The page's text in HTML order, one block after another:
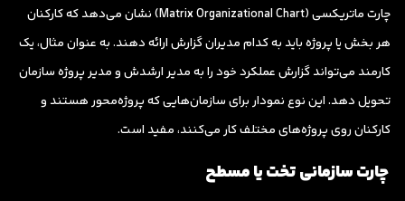
چارت ماتریکسی (Matrix Organizational Chart) نشان می‌دهد که کارکنان
هر بخش یا پروژه باید به کدام مدیران گزارش ارائه دهند. به عنوان مثال، یک
کارمند می‌تواند گزارش عملکرد خود را به مدیر ارشدش و مدیر پروژه سازمان
تحویل دهد. این نوع نمودار برای سازمان‌هایی که پروژه‌محور هستند و
کارکنان روی پروژه‌های مختلف کار می‌کنند، مفید است.
چارت سازمانی تخت یا مسطح